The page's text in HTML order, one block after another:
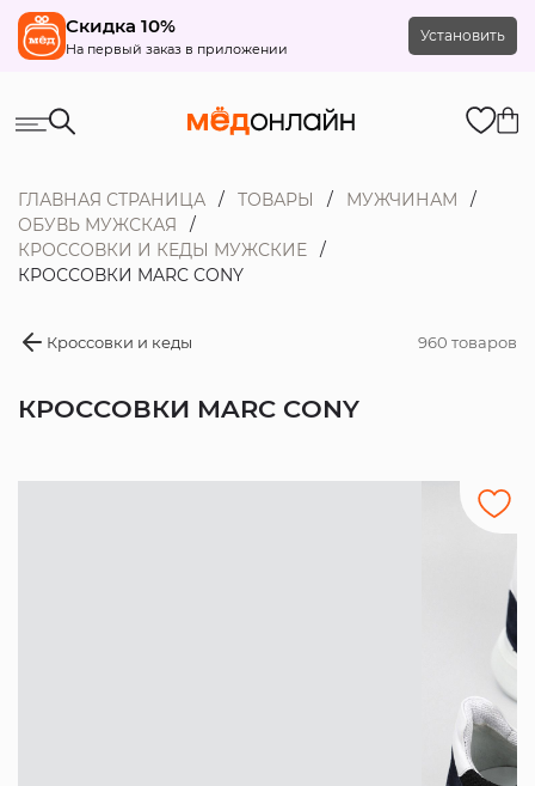
Скидка 10%
На первый заказ в приложении
Установить
ГЛАВНАЯ СТРАНИЦА ТОВАРЫ
МУЖЧИНАМ
ОБУВЬ МУЖСКАЯ
КРОССОВКИ И КЕДЫ МУЖСКИЕ
КРОССОВКИ MARC CONY
Кроссовки и кеды 960 товаров
КРОССОВКИ MARC CONY